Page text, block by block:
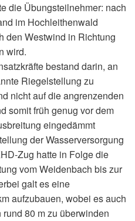
die Übungsteilnehmer: nach
im Hochleithenwald
den Westwind in Richtung
wird.
bestand darin, an
Riegelstellung zu
nicht auf die angrenzenden
somit früh genug vor dem
eingedämmt
der Wasserversorgung
Zug hatte in Folge die
vom Weidenbach bis zur
galt es eine
aufzubauen, wobei es auch
80 m zu überwinden